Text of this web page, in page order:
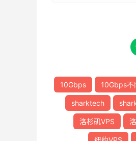
10Gbps 10Gbps不
sharktech
洛杉矶VPS